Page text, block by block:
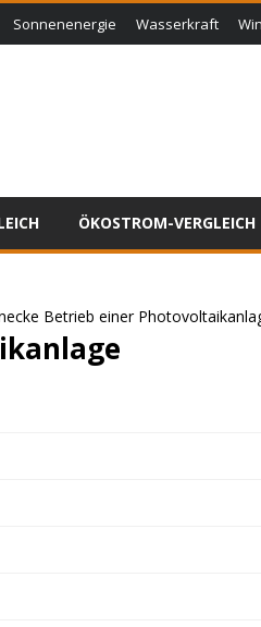
Sonnenenergie Wasserkraft
ÖKOSTROM-VERGLEICH
Betrieb einer